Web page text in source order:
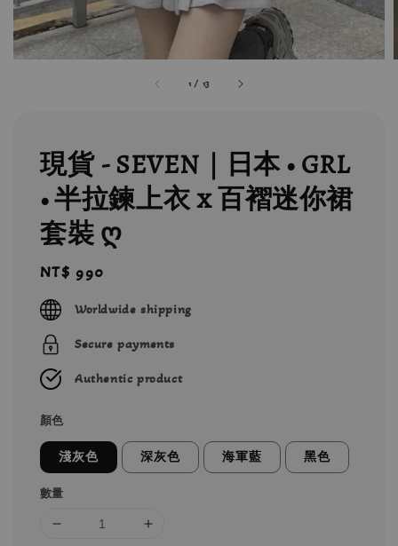
1 / 13
現貨 - SEVEN｜日本 • GRL
• 半拉鍊上衣 x 百褶迷你裙
套裝 ღ
Regular
price
NT$ 990
Worldwide shipping
Secure payments
Authentic product
顏色
淺灰色 深灰色 海軍藍 黑色
數量